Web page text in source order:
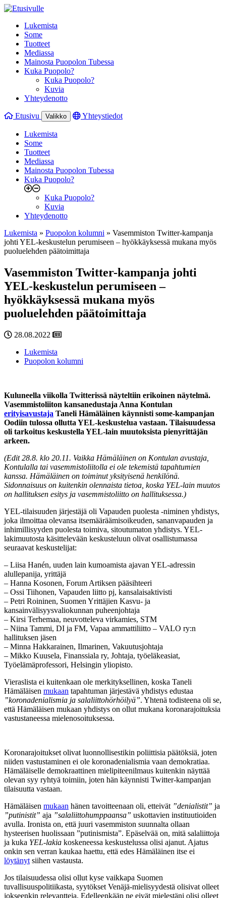
Lukemista
Some
Tuotteet
Mediassa
Mainosta Puopolon Tubessa
Kuka Puopolo?
Kuka Puopolo?
Kuvia
Yhteydenotto
Etusivu Valikko Yhteystiedot
Lukemista
Some
Tuotteet
Mediassa
Mainosta Puopolon Tubessa
Kuka Puopolo?
Kuka Puopolo?
Kuvia
Yhteydenotto
Lukemista » Puopolon kolumni » Vasemmiston Twitter-kampanja
johti YEL-keskustelun perumiseen – hyökkäyksessä mukana myös
puoluelehden päätoimittaja
Vasemmiston Twitter-kampanja johti
YEL-keskustelun perumiseen –
hyökkäyksessä mukana myös
puoluelehden päätoimittaja
28.08.2022
Lukemista
Puopolon kolumni
Kuluneella viikolla Twitterissä näyteltiin erikoinen näytelmä.
Vasemmistoliiton kansanedustaja Anna Kontulan
erityisavustaja Taneli Hämäläinen käynnisti some-kampanjan
Oodiin tulossa ollutta YEL-keskustelua vastaan. Tilaisuudessa
oli tarkoitus keskustella YEL-lain muutoksista pienyrittäjän
arkeen.
(Edit 28.8. klo 20.11. Vaikka Hämäläinen on Kontulan avustaja,
Kontulalla tai vasemmistoliitolla ei ole tekemistä tapahtumien
kanssa. Hämäläinen on toiminut yksityisenä henkilönä.
Sidonnaisuus on kuitenkin olennaista tietoa, koska YEL-lain muutos
on hallituksen esitys ja vasemmistoliitto on hallituksessa.)
YEL-tilaisuuden järjestäjä oli Vapauden puolesta -niminen yhdistys,
joka ilmoittaa olevansa itsemääräämisoikeuden, sananvapauden ja
inhimillisyyden puolesta toimiva, sitoutumaton yhdistys. YEL-
lakimuutosta käsittelevään keskusteluun olivat osallistumassa
seuraavat keskustelijat:
– Liisa Hanén, uuden lain kumoamista ajavan YEL-adressin
alullepanija, yrittäjä
– Hanna Kosonen, Forum Artiksen pääsihteeri
– Ossi Tiihonen, Vapauden liitto pj, kansalaisaktivisti
– Petri Roininen, Suomen Yrittäjien Kasvu- ja
kansainvälisyysvaliokunnan puheenjohtaja
– Kirsi Terhemaa, neuvotteleva virkamies, STM
– Niina Tammi, DI ja FM, Vapaa ammattiliitto – VALO ry:n
hallituksen jäsen
– Minna Hakkarainen, Ilmarinen, Vakuutusjohtaja
– Mikko Kuusela, Finanssiala ry, Johtaja, työeläkeasiat,
Työelämäprofessori, Helsingin yliopisto.
Vieraslista ei kuitenkaan ole merkityksellinen, koska Taneli
Hämäläisen mukaan tapahtuman järjestävä yhdistys edustaa
”koronadenialismia ja salaliittohörhöilyä”. Yhtenä todisteena oli se,
että Hämäläisen mukaan yhdistys on ollut mukana koronarajoituksia
vastustaneessa mielenosoituksessa.
Koronarajoitukset olivat luonnollisestikin poliittisia päätöksiä, joten
niiden vastustaminen ei ole koronadenialismia vaan demokratiaa.
Hämäläiselle demokraattinen mielipiteenilmaus kuitenkin näyttää
olevan syy ryhtyä toimiin, joten hän käynnisti Twitter-kampanjan
tilaisuutta vastaan.
Hämäläisen mukaan hänen tavoitteenaan oli, etteivät ”denialistit” ja
”putinistit” aja ”salaliittohumppaansa” uskottavien instituutioiden
avulla. Ironista on, että juuri vasemmiston suunnalta ollaan
hysteerisen huolissaan ”putinismista”. Epäselvää on, mitä salaliittoja
ja kuka YEL-lakia koskeneessa keskustelussa olisi ajanut. Ajatus
onkin sen verran kaukaa haettu, että edes Hämäläinen itse ei
löytänyt siihen vastausta.
Jos tilaisuudessa olisi ollut kyse vaikkapa Suomen
tuvallisuuspolitiikasta, syytökset Venäjä-mielisyydestä olisivat olleet
jokseenkin relevantteja. Edelleenkään ne eivät mielestäni olisi olleet